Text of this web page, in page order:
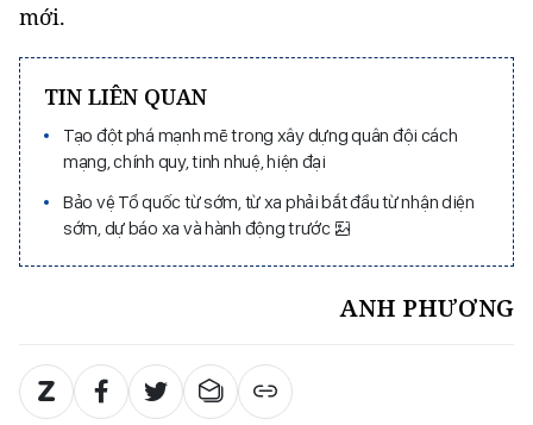
mới.
TIN LIÊN QUAN
Tạo đột phá mạnh mẽ trong xây dựng quân đội cách
mạng, chính quy, tinh nhuệ, hiện đại
Bảo vệ Tổ quốc từ sớm, từ xa phải bắt đầu từ nhận diện
sớm, dự báo xa và hành động trước
ANH PHƯƠNG